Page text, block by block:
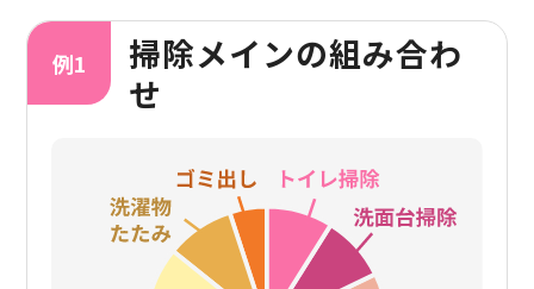
掃除メインの組み合わ
せ